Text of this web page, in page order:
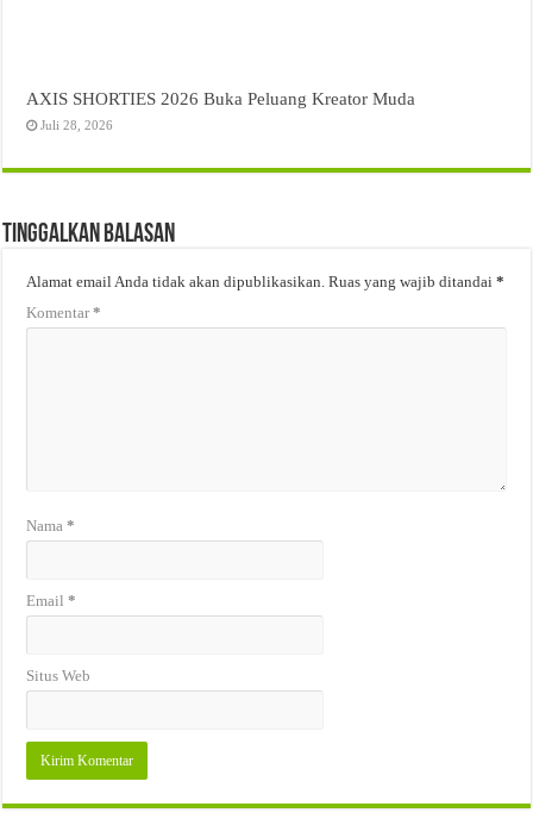
AXIS SHORTIES 2026 Buka Peluang Kreator Muda
Juli 28, 2026
Tinggalkan Balasan
Alamat email Anda tidak akan dipublikasikan. Ruas yang wajib ditandai*
Komentar*
Nama*
Email*
Situs Web